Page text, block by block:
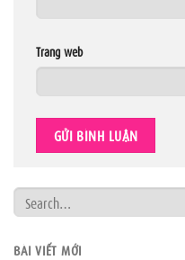
Trang web
BÀI VIẾT MỚI